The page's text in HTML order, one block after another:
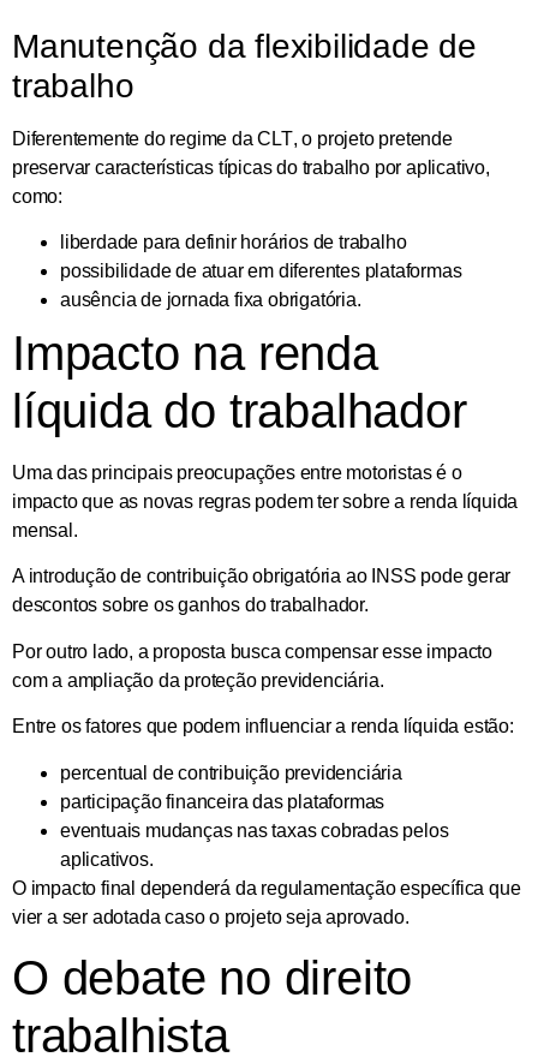
Manutenção da flexibilidade de
trabalho
Diferentemente do regime daCLT, o projeto pretende
preservar características típicas do trabalho por aplicativo,
como:
liberdade para definir horários de trabalho
possibilidade de atuar em diferentes plataformas
ausência de jornada fixa obrigatória.
Impacto na renda
líquida do trabalhador
Uma das principais preocupações entre motoristas é o
impacto que as novas regras podem ter sobre a renda líquida
mensal .
A introdução de contribuição obrigatória ao INSS pode gerar
descontos sobre os ganhos do trabalhador.
Por outro lado, a proposta busca compensar esse impacto
com a ampliação da proteção previdenciária.
Entre os fatores que podem influenciar a renda líquida estão:
percentual de contribuição previdenciária
participação financeira das plataformas
eventuais mudanças nas taxas cobradas pelos
aplicativos.
O impacto final dependerá da regulamentação específica que
vier a ser adotada caso o projeto seja aprovado.
O debate no direito
trabalhista